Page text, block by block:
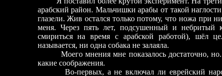
арабский район. Мальчишки арабы от такой
глазели. Жив остался только потому, что ножа при
меня. Через пять лет, подсушенный и небритый
смириться на время с арабской работой), шёл
называется, ни одна собака не залаяла.
Моего мнения мне показалось достаточно,
какие соображения.
Во-первых, а не включал ли еврейский народ